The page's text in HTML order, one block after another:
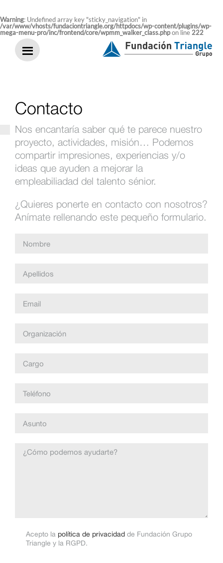
contenido
Warning: Undefined array key "sticky_navigation" in
/var/www/vhosts/fundaciontriangle.org/httpdocs/wp-content/plugins/wp-
mega-menu-pro/inc/frontend/core/wpmm_walker_class.phpon line 222
Contacto
Nos encantaría saber qué te parece nuestro
proyecto, actividades, misión… Podemos
compartir impresiones, experiencias y/o
ideas que ayuden a mejorar la
empleabiliadad del talento sénior.
¿Quieres ponerte en contacto con nosotros?
Anímate rellenando este pequeño formulario.
Acepto la política de privacidad de Fundación Grupo
Triangle y la RGPD.